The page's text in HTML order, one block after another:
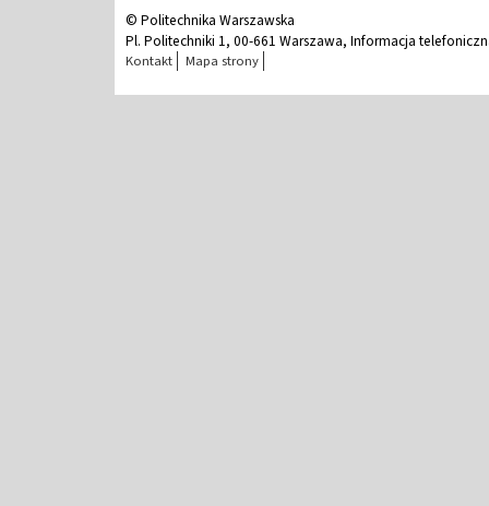
© Politechnika Warszawska
Pl. Politechniki 1, 00-661 Warszawa, Informacja
Kontakt Mapa strony